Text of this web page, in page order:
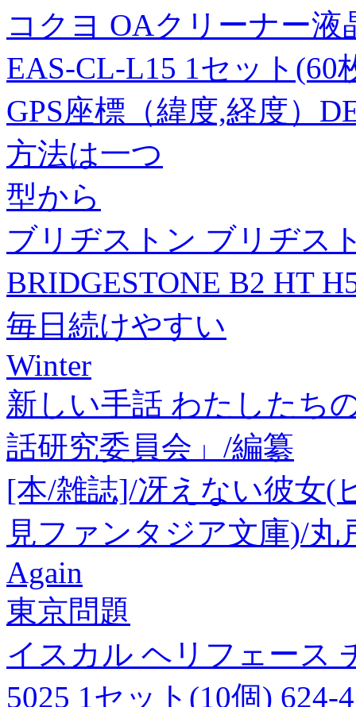
コクヨ OAクリーナー
EAS-CL-L15 1セット(60
GPS座標（緯度,経度）
方法は一つ
型から
ブリヂストン ブリヂス
BRIDGESTONE B2 HT
毎日続けやすい
Winter
新しい手話 わたしたち
話研究委員会」/編纂
[本/雑誌]/冴えない彼女(
見ファンタジア文庫)/丸
Again
東京問題
イスカル ヘリフェース
5025 1セット(10個) 624-